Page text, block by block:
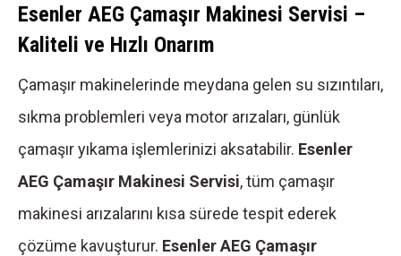
Esenler AEG Çamaşır Makinesi Servisi –
Kaliteli ve Hızlı Onarım
Çamaşır makinelerinde meydana gelen su sızıntıları,
sıkma problemleri veya motor arızaları, günlük
çamaşır yıkama işlemlerinizi aksatabilir. Esenler
AEG Çamaşır Makinesi Servisi, tüm çamaşır
makinesi arızalarını kısa sürede tespit ederek
çözüme kavuşturur. Esenler AEG Çamaşır